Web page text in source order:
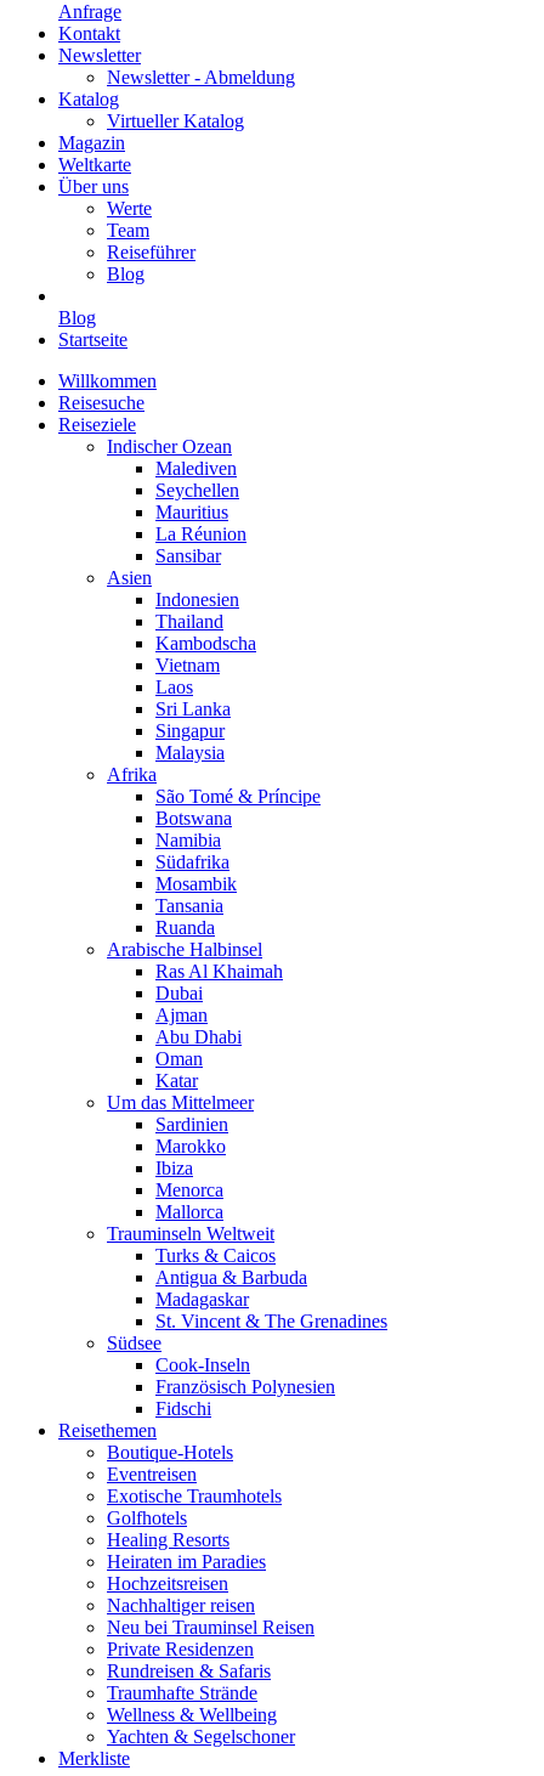
Anfrage
Kontakt
Newsletter
Newsletter - Abmeldung
Katalog
Virtueller Katalog
Magazin
Weltkarte
Über uns
Werte
Team
Reiseführer
Blog
Blog
Startseite
Willkommen
Reisesuche
Reiseziele
Indischer Ozean
Malediven
Seychellen
Mauritius
La Réunion
Sansibar
Asien
Indonesien
Thailand
Kambodscha
Vietnam
Laos
Sri Lanka
Singapur
Malaysia
Afrika
São Tomé & Príncipe
Botswana
Namibia
Südafrika
Mosambik
Tansania
Ruanda
Arabische Halbinsel
Ras Al Khaimah
Dubai
Ajman
Abu Dhabi
Oman
Katar
Um das Mittelmeer
Sardinien
Marokko
Ibiza
Menorca
Mallorca
Trauminseln Weltweit
Turks & Caicos
Antigua & Barbuda
Madagaskar
St. Vincent & The Grenadines
Südsee
Cook-Inseln
Französisch Polynesien
Fidschi
Reisethemen
Boutique-Hotels
Eventreisen
Exotische Traumhotels
Golfhotels
Healing Resorts
Heiraten im Paradies
Hochzeitsreisen
Nachhaltiger reisen
Neu bei Trauminsel Reisen
Private Residenzen
Rundreisen & Safaris
Traumhafte Strände
Wellness & Wellbeing
Yachten & Segelschoner
Merkliste